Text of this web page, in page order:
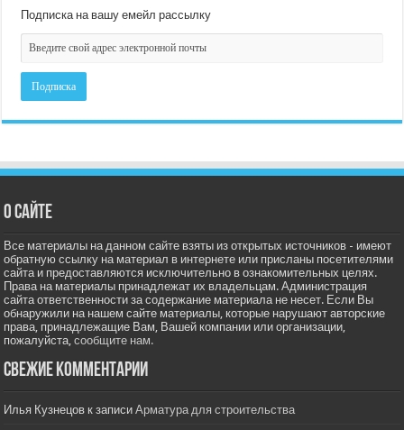
Подписка на вашу емейл рассылку
О сайте
Все материалы на данном сайте взяты из открытых источников - имеют
обратную ссылку на материал в интернете или присланы посетителями
сайта и предоставляются исключительно в ознакомительных целях.
Права на материалы принадлежат их владельцам. Администрация
сайта ответственности за содержание материала не несет. Если Вы
обнаружили на нашем сайте материалы, которые нарушают авторские
права, принадлежащие Вам, Вашей компании или организации,
пожалуйста,сообщите нам.
Свежие комментарии
Илья Кузнецов к записиАрматура для строительства